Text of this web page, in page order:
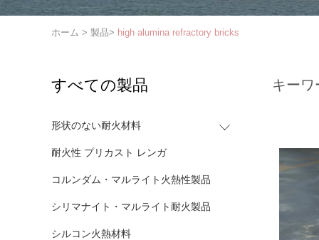
ホーム > 製品> high alumina refractory bricks
すべての製品
形状のない耐火材料
耐火性 プリカスト レンガ
コルンダム・マルライト火熱性製品
シリマナイト・マルライト耐火製品
シルコン火熱材料
キーワ